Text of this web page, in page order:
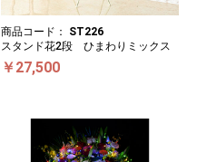
商品コード： ST226
スタンド花2段 ひまわりミックス
￥27,500